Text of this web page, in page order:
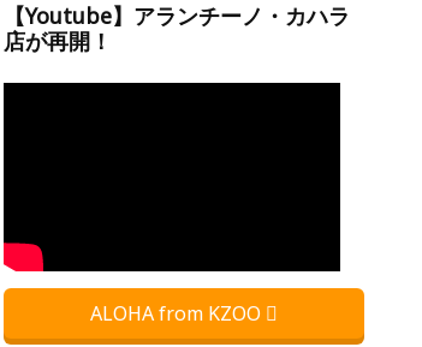
【Youtube】アランチーノ・カハラ
店が再開！
ALOHA from KZOO